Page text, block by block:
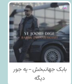
بابک جهانبخش - یه جور
دیگه